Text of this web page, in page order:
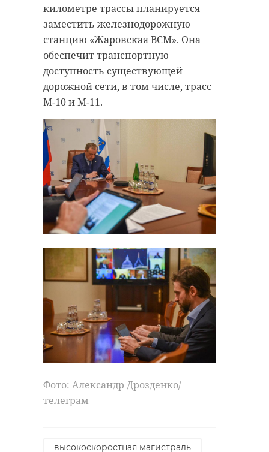
километре трассы планируется
заместить железнодорожную
станцию «Жаровская ВСМ». Она
обеспечит транспортную
доступность существующей
дорожной сети, в том числе, трасс
М-10 и М-11.
Фото: Александр Дрозденко/
телеграм
высокоскоростная магистраль